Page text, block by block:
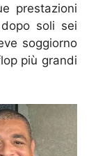
prestazioni
soli sei
soggiorno
più grandi